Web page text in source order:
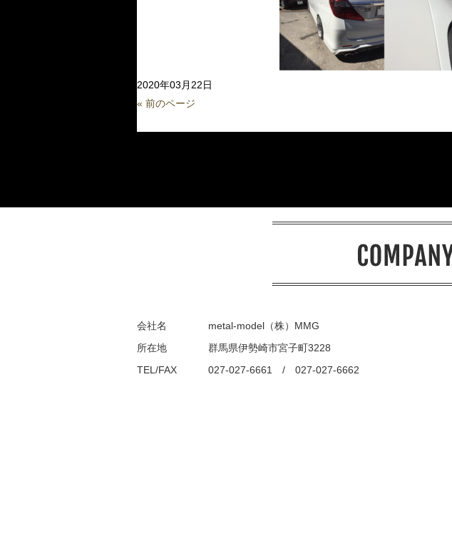
2020年03月22日
« 前のページ
会社名
metal-model（株）MMG
所在地
群馬県伊勢崎市宮子町3228
TEL/FAX
027-027-6661 / 027-027-6662